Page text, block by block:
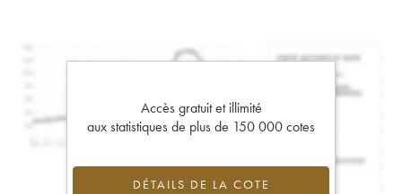
Accès gratuit et illimité
aux statistiques de plus de 150 000 cotes
DÉTAILS DE LA COTE